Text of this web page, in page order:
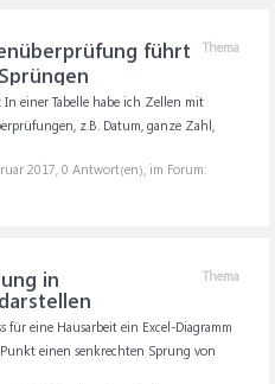
Thema
führt
In einer Tabelle habe ich Zellen mit
z.B. Datum, ganze Zahl,
2017, 0 Antwort(en), im Forum:
Thema
in
für eine Hausarbeit ein Excel-Diagramm
einen senkrechten Sprung von